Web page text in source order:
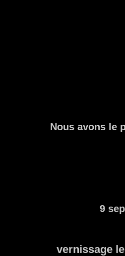
Nous avons le
9
vernissage